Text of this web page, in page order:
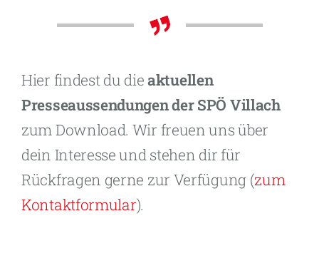
Hier findest du dieaktuellen
Presseaussendungen der SPÖ Villach
zum Download. Wir freuen uns über
dein Interesse und stehen dir für
Rückfragen gerne zur Verfügung (zum
Kontaktformular).